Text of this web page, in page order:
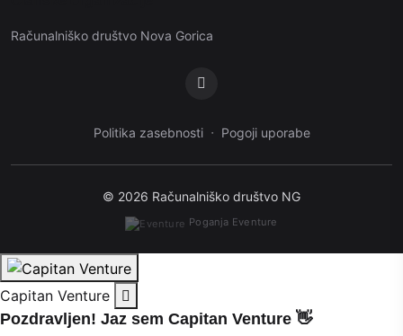
Računalniško društvo Nova Gorica
Politika zasebnosti · Pogoji uporabe
© 2026 Računalniško društvo NG
Poganja Eventure
Capitan Venture
Pozdravljen! Jaz sem Capitan Venture 👋